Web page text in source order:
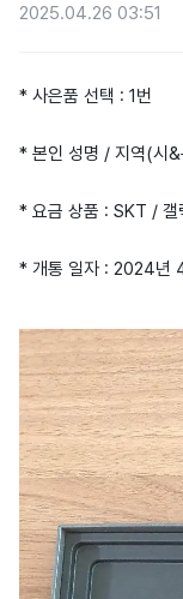
아정당 내돈내산 후
2025.04.26 03:51
* 사은품 선택 : 1번
* 본인 성명 / 지역(시
* 요금 상품 : SKT / 갤
* 개통 일자 : 2024년